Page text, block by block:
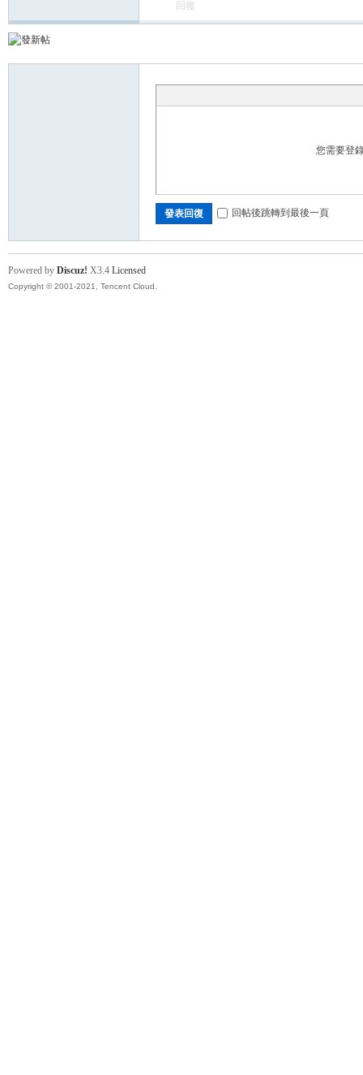
卡
回復
您需要登
發表回復 回帖後跳轉到最後一頁
Powered by Discuz! X3.4 Licensed
Copyright © 2001-2021, Tencent Cloud.